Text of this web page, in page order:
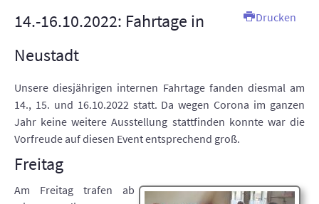
Drucken
14.-16.10.2022: Fahrtage in
Neustadt
Unsere diesjährigen internen Fahrtage fanden diesmal am
14., 15. und 16.10.2022 statt. Da wegen Corona im ganzen
Jahr keine weitere Ausstellung stattfinden konnte war die
Vorfreude auf diesen Event entsprechend groß.
Freitag
Am Freitag trafen ab